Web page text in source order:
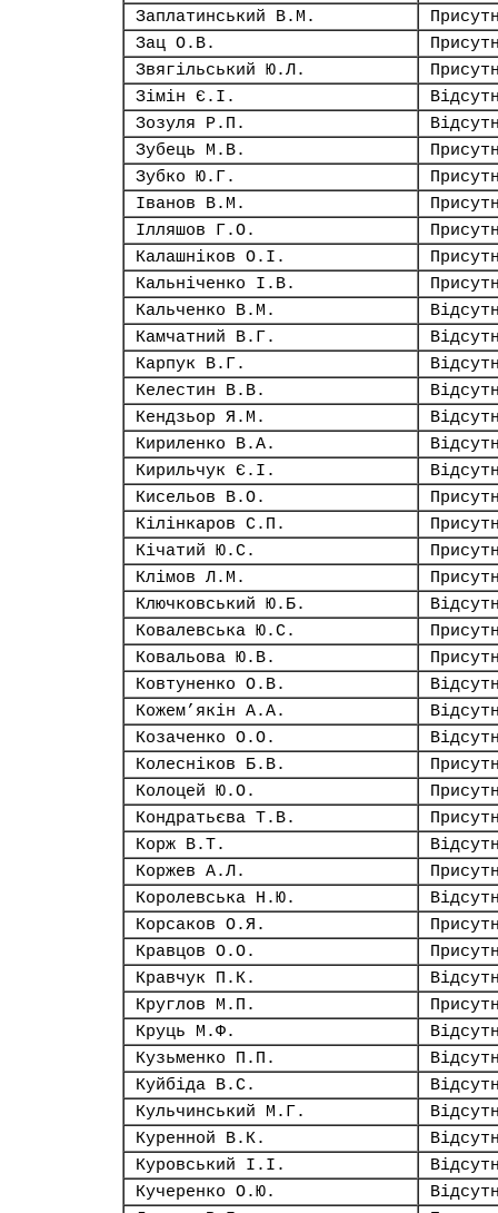
Заплатинський В.М.
Зац О.В.
Звягільський Ю.Л.
Зімін Є.І.
Зозуля Р.П.
Зубець М.В.
Зубко Ю.Г.
Іванов В.М.
Ілляшов Г.О.
Калашніков О.І.
Кальніченко І.В.
Кальченко В.М.
Камчатний В.Г.
Карпук В.Г.
Келестин В.В.
Кендзьор Я.М.
Кириленко В.А.
Кирильчук Є.І.
Кисельов В.О.
Кілінкаров С.П.
Кічатий Ю.С.
Клімов Л.М.
Ключковський Ю.Б.
Ковалевська Ю.С.
Ковальова Ю.В.
Ковтуненко О.В.
Кожем’якін А.А.
Козаченко О.О.
Колесніков Б.В.
Колоцей Ю.О.
Кондратьєва Т.В.
Корж В.Т.
Коржев А.Л.
Королевська Н.Ю.
Корсаков О.Я.
Кравцов О.О.
Кравчук П.К.
Круглов М.П.
Круць М.Ф.
Кузьменко П.П.
Куйбіда В.С.
Кульчинський М.Г.
Куренной В.К.
Куровський І.І.
Кучеренко О.Ю.